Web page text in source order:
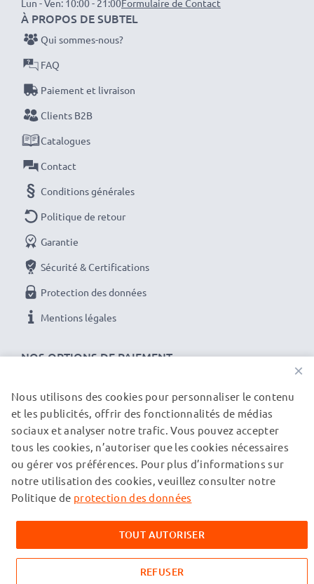
1x batterie 3000mAh : env. 6 heures
REMARQUE : Pour des performances, une efficacité
et une longévité optimales, chargez complètement
vos batteries avant leur première utilisation.
Ne ratez plus jamais un cliché avec ce chargeur de
batterie LCD intelligent et compact de CELLONIC.
Commandez dès maintenant pour une livraison rapide
et une garantie de 3 ans !
Lun - Ven: 10:00 - 21:00Formulaire de Contact
NOS OPTIONS DE PAIEMENT
À PROPOS DE SUBTEL
Qui sommes-nous?
FAQ
Paiement et livraison
Clients B2B
Catalogues
Contact
Conditions générales
Politique de retour
Garantie
Sécurité & Certifications
Protection des données
Mentions légales
NOS PARTENAIRES DE LIVRAISON
© subtel.ch 2026
Tous les prix incluent la TVA et excluent les frais de port.
Veuillez noter que toutes les marques citées sont des
mentionnées sur nos pages web uniquement pour fournir des
informations sur nos produits.
×
Nous utilisons des cookies pour personnaliser le contenu
et les publicités, offrir des fonctionnalités de médias
sociaux et analyser notre trafic. Vous pouvez accepter
tous les cookies, n’autoriser que les cookies nécessaires
ou gérer vos préférences. Pour plus d’informations sur
notre utilisation des cookies, veuillez consulter notre
Politique de protection des données
TOUT AUTORISER
REFUSER